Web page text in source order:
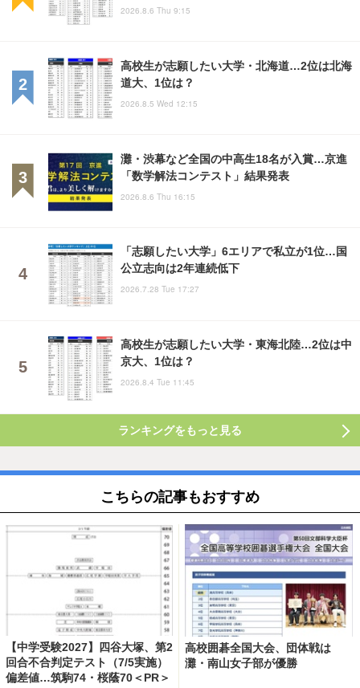
2026.8.6 Thu 9:15
高校生が志願したい大学・北海道…2位は北海
道大、1位は？
2026.8.5 Wed 12:15
灘・渋幕など全国の中高生18名が入賞…京進
「数学解法コンテスト」結果発表
2026.8.6 Thu 16:15
「志願したい大学」6エリアで私立が1位…国
公立志向は2年連続低下
2026.7.28 Tue 17:27
高校生が志願したい大学・東海北陸…2位は中
京大、1位は？
2026.8.4 Tue 11:45
ランキングをもっと見る
こちらの記事もおすすめ
【中学受験2027】四谷大塚、第2
回合不合判定テスト（7/5実施）
偏差値…筑駒74・桜蔭70＜PR＞
高校囲碁全国大会、団体戦は
灘・南山女子部が優勝